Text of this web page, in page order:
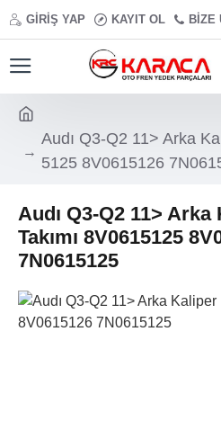
GIRIŞ YAP KAYIT OL BIZE
Audı Q3-Q2 11> Arka
5125 8V0615126
Audı Q3-Q2 11>
Takımı 8V0615125
7N0615125